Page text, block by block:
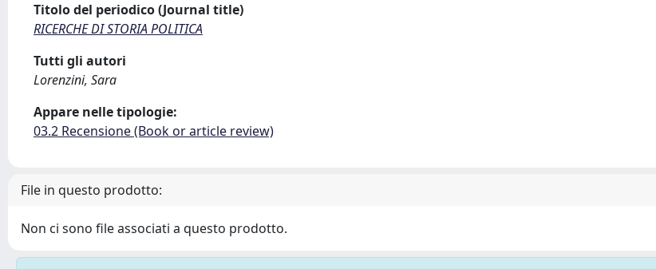
Titolo del periodico (Journal title)
RICERCHE DI STORIA POLITICA
Tutti gli autori
Lorenzini, Sara
Appare nelle tipologie:
03.2 Recensione (Book or article review)
File in questo prodotto:
Non ci sono file associati a questo prodotto.